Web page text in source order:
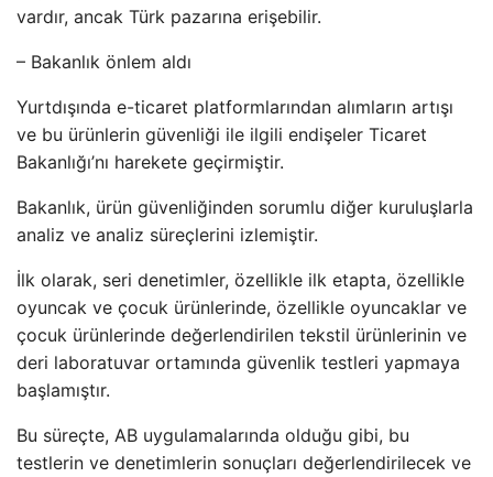
vardır, ancak Türk pazarına erişebilir.
– Bakanlık önlem aldı
Yurtdışında e-ticaret platformlarından alımların artışı
ve bu ürünlerin güvenliği ile ilgili endişeler Ticaret
Bakanlığı’nı harekete geçirmiştir.
Bakanlık, ürün güvenliğinden sorumlu diğer kuruluşlarla
analiz ve analiz süreçlerini izlemiştir.
İlk olarak, seri denetimler, özellikle ilk etapta, özellikle
oyuncak ve çocuk ürünlerinde, özellikle oyuncaklar ve
çocuk ürünlerinde değerlendirilen tekstil ürünlerinin ve
deri laboratuvar ortamında güvenlik testleri yapmaya
başlamıştır.
Bu süreçte, AB uygulamalarında olduğu gibi, bu
testlerin ve denetimlerin sonuçları değerlendirilecek ve